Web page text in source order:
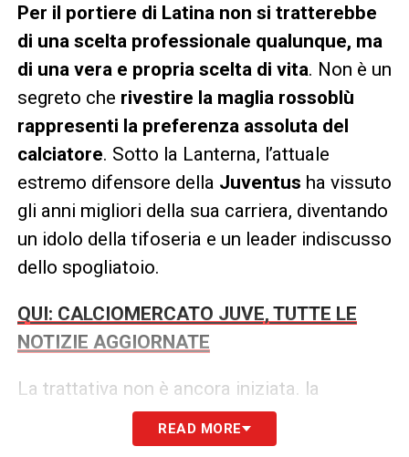
Per il portiere di Latina non si tratterebbe
di una scelta professionale qualunque, ma
di una vera e propria scelta di vita. Non è un
segreto che rivestire la maglia rossoblù
rappresenti la preferenza assoluta del
calciatore. Sotto la Lanterna, l’attuale
estremo difensore della Juventus ha vissuto
gli anni migliori della sua carriera, diventando
un idolo della tifoseria e un leader indiscusso
dello spogliatoio.
QUI: CALCIOMERCATO JUVE, TUTTE LE
NOTIZIE AGGIORNATE
La trattativa non è ancora iniziata. la
Juventus, però, non chiude la porta ad un
addio del portiere. Anzi, in caso di proposta
READ MORE